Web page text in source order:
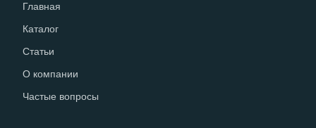
Главная
Каталог
Статьи
О компании
Частые вопросы